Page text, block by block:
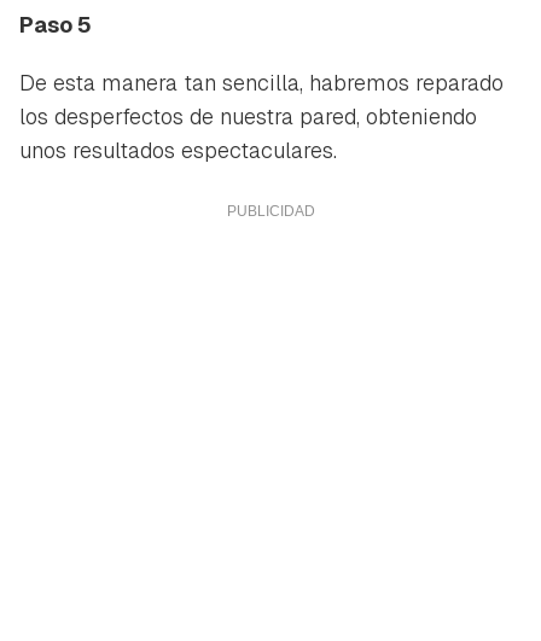
Paso 5
De esta manera tan sencilla, habremos reparado
los desperfectos de nuestra pared, obteniendo
unos resultados espectaculares.